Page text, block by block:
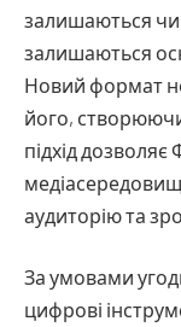
залишаються
залишаються
Новий формат
його,
підхід
аудиторію та
За умовами
цифрові